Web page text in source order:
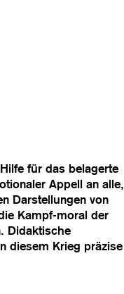
für das belagerte
Appell an alle,
Darstellungen von
Kampf-moral der
Didaktische
diesem Krieg präzise